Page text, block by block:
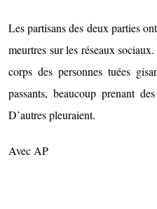
Les partisans des deux parties
meurtres sur les réseaux
corps des personnes tuées
passants, beaucoup prenant
D’autres pleuraient.
Avec AP